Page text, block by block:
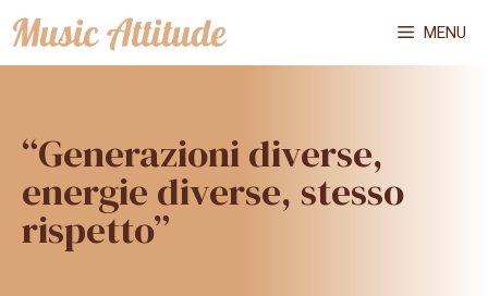
Vai
al
MENU
“Generazioni diverse,
energie diverse, stesso
rispetto”